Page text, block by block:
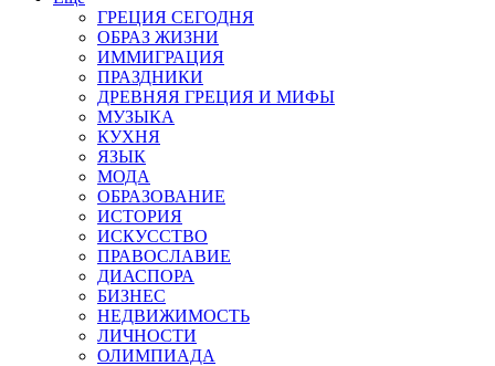
ГРЕЦИЯ СЕГОДНЯ
ОБРАЗ ЖИЗНИ
ИММИГРАЦИЯ
ПРАЗДНИКИ
ДРЕВНЯЯ ГРЕЦИЯ И МИФЫ
МУЗЫКА
КУХНЯ
ЯЗЫК
МОДА
ОБРАЗОВАНИЕ
ИСТОРИЯ
ИСКУССТВО
ПРАВОСЛАВИЕ
ДИАСПОРА
БИЗНЕС
НЕДВИЖИМОСТЬ
ЛИЧНОСТИ
ОЛИМПИАДА